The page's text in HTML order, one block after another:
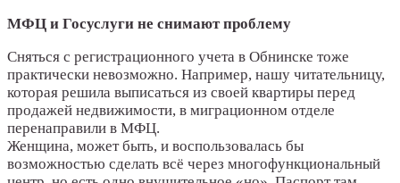
МФЦ и Госуслуги не снимают проблему
Сняться с регистрационного учета в Обнинске тоже
практически невозможно. Например, нашу читательницу,
которая решила выписаться из своей квартиры перед
продажей недвижимости, в миграционном отделе
перенаправили в МФЦ.
Женщина, может быть, и воспользовалась бы
возможностью сделать всё через многофункциональный